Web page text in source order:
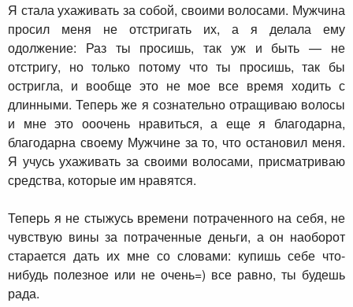
Я стала ухаживать за собой, своими волосами. Мужчина
просил меня не отстригать их, а я делала ему
одолжение: Раз ты просишь, так уж и быть — не
отстригу, но только потому что ты просишь, так бы
остригла, и вообще это не мое все время ходить с
длинными. Теперь же я сознательно отращиваю волосы
и мне это ооочень нравиться, а еще я благодарна,
благодарна своему Мужчине за то, что остановил меня.
Я учусь ухаживать за своими волосами, присматриваю
средства, которые им нравятся.
Теперь я не стыжусь времени потраченного на себя, не
чувствую вины за потраченные деньги, а он наоборот
старается дать их мне со словами: купишь себе что-
нибудь полезное или не очень=) все равно, ты будешь
рада.